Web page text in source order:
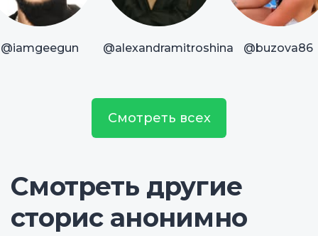
@iamgeegun @alexandramitroshina @buzova86
Смотреть всех
Смотреть другие
сторис анонимно